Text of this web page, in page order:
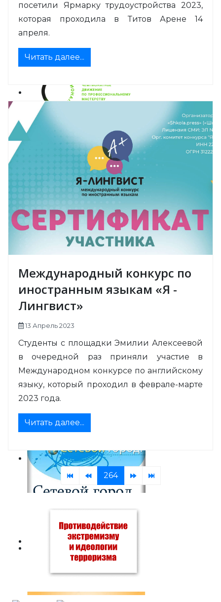
посетили Ярмарку трудоустройства 2023,
которая проходила в Титов Арене 14
апреля.
Читать далее...
Международный конкурс по
иностранным языкам «Я -
Лингвист»
13 Апрель 2023
Студенты с площадки Эмилии Алексеевой
в очередной раз приняли участие в
Международном конкурсе по английскому
языку, который проходил в феврале-марте
2023 года.
Читать далее...
264